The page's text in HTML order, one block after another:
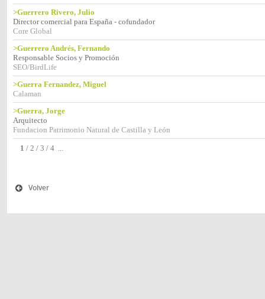
>Guerrero Rivero, Julio
Director comercial para España - cofundador
Core Global
>Guerrero Andrés, Fernando
Responsable Socios y Promoción
SEO/BirdLife
>Guerra Fernandez, Miguel
Calaman
>Guerra, Jorge
Arquitecto
Fundacion Patrimonio Natural de Castilla y León
1 / 2 / 3 / 4 ...
Volver